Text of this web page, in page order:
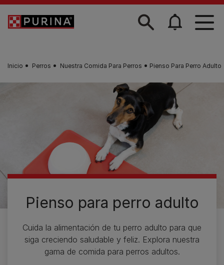
Skip to main content
Inicio Perros Nuestra Comida Para Perros Pienso Para Perro Adulto
Pienso para perro adulto
Cuida la alimentación de tu perro adulto para que
siga creciendo saludable y feliz. Explora nuestra
gama de comida para perros adultos.